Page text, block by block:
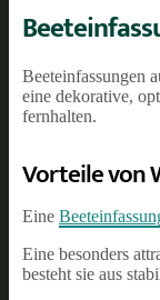
Beeteinfassungen
eine dekorative,
fernhalten.
Vorteile von
Eine
Eine besonders
besteht sie aus